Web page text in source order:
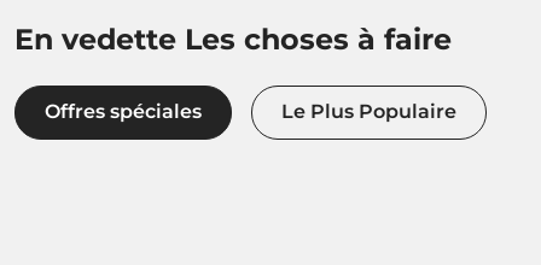
En vedette Les choses à faire
Offres spéciales Le Plus Populaire